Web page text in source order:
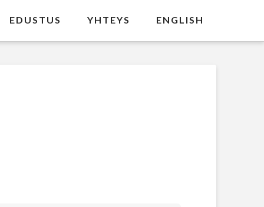
EDUSTUS YHTEYS ENGLISH